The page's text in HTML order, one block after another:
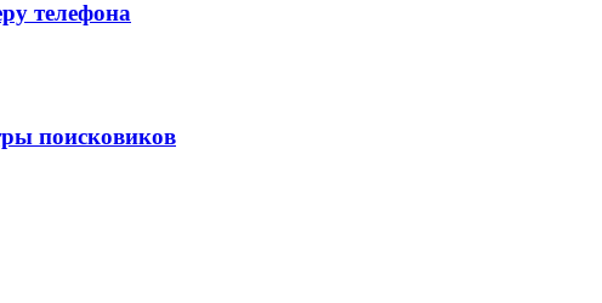
телефона
поисковиков